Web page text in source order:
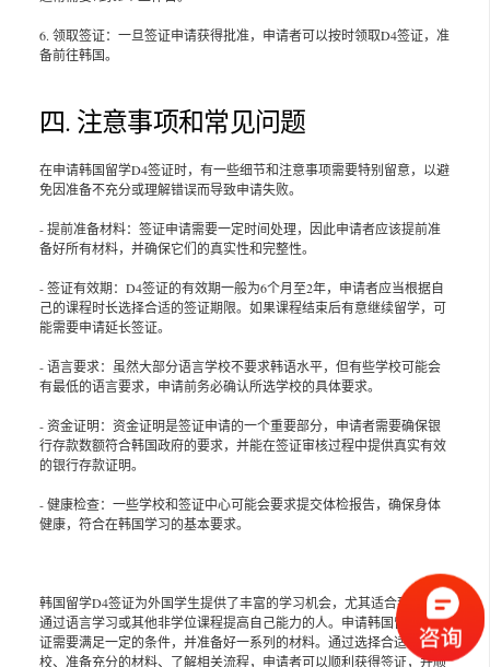
6. 领取签证：一旦签证申请获得批准，申请者可以按时领取D4签证，准
备前往韩国。
四. 注意事项和常见问题
在申请韩国留学D4签证时，有一些细节和注意事项需要特别留意，以避
免因准备不充分或理解错误而导致申请失败。
- 提前准备材料：签证申请需要一定时间处理，因此申请者应该提前准
备好所有材料，并确保它们的真实性和完整性。
- 签证有效期：D4签证的有效期一般为6个月至2年，申请者应当根据自
己的课程时长选择合适的签证期限。如果课程结束后有意继续留学，可
能需要申请延长签证。
- 语言要求：虽然大部分语言学校不要求韩语水平，但有些学校可能会
有最低的语言要求，申请前务必确认所选学校的具体要求。
- 资金证明：资金证明是签证申请的一个重要部分，申请者需要确保银
行存款数额符合韩国政府的要求，并能在签证审核过程中提供真实有效
的银行存款证明。
- 健康检查：一些学校和签证中心可能会要求提交体检报告，确保身体
健康，符合在韩国学习的基本要求。
韩国留学D4签证为外国学生提供了丰富的学习机会，尤其适合那些希望
通过语言学习或其他非学位课程提高自己能力的人。申请韩国留学D4签
证需要满足一定的条件，并准备好一系列的材料。通过选择合适的学
校、准备充分的材料、了解相关流程，申请者可以顺利获得签证，并顺